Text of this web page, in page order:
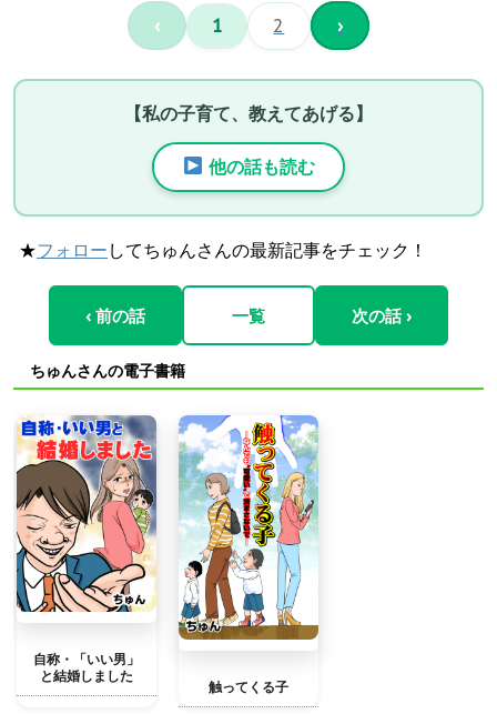
‹ 1 2 ›
【私の子育て、教えてあげる】
他の話も読む
★フォロー してちゅんさんの最新記事をチェック！
‹ 前の話 一覧 次の話 ›
ちゅんさんの電子書籍
自称・「いい男」
と結婚しました
触ってくる子